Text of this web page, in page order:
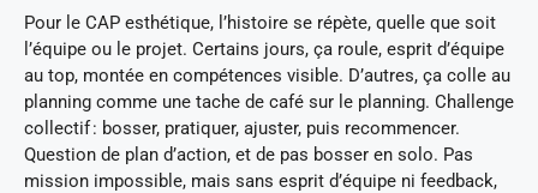
Pour le CAP esthétique, l’histoire se répète, quelle que soit
l’équipe ou le projet. Certains jours, ça roule, esprit d’équipe
au top, montée en compétences visible. D’autres, ça colle au
planning comme une tache de café sur le planning. Challenge
collectif : bosser, pratiquer, ajuster, puis recommencer.
Question de plan d’action, et de pas bosser en solo. Pas
mission impossible, mais sans esprit d’équipe ni feedback,